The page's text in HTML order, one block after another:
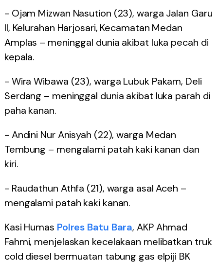
- Ojam Mizwan Nasution (23), warga Jalan Garu
II, Kelurahan Harjosari, Kecamatan Medan
Amplas – meninggal dunia akibat luka pecah di
kepala.
- Wira Wibawa (23), warga Lubuk Pakam, Deli
Serdang – meninggal dunia akibat luka parah di
paha kanan.
- Andini Nur Anisyah (22), warga Medan
Tembung – mengalami patah kaki kanan dan
kiri.
- Raudathun Athfa (21), warga asal Aceh –
mengalami patah kaki kanan.
Kasi Humas Polres Batu Bara, AKP Ahmad
Fahmi, menjelaskan kecelakaan melibatkan truk
cold diesel bermuatan tabung gas elpiji BK